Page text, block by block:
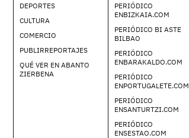
DEPORTES
CULTURA
COMERCIO
PUBLIRREPORTAJES
QUÉ VER EN ABANTO
ZIERBENA
PERIÓDICO
ENBIZKAIA.COM
PERIÓDICO BI ASTE
BILBAO
PERIÓDICO
ENBARAKALDO.COM
PERIÓDICO
ENPORTUGALETE.COM
PERIÓDICO
ENSANTURTZI.COM
PERIÓDICO
ENSESTAO.COM